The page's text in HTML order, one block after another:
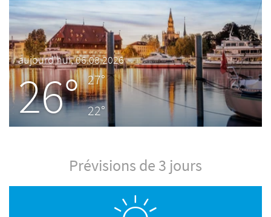
aujourd'hui, 06.08.2026
26° 27°
22°
Prévisions de 3 jours